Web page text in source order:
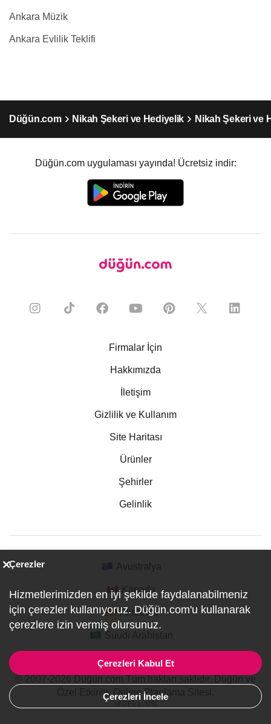
Ankara Müzik
Ankara Evlilik Teklifi
Düğün.com Nikah Şekeri ve Hediyelik Nikah Şekeri ve
Düğün.com uygulaması yayında! Ücretsiz indir:
Firmalar İçin
Hakkımızda
İletişim
Gizlilik ve Kullanım
Site Haritası
Ürünler
Şehirler
Gelinlik
Kanada
Almanya
Özel Etkinlik Online Planlama Sitesi.
Çerezler
Hizmetlerimizden en iyi şekilde faydalanabilmeniz
için çerezler kullanıyoruz. Düğün.com'u kullanarak
çerezlere izin vermiş olursunuz.
Çerezleri Kabul Et
Çerezleri İncele